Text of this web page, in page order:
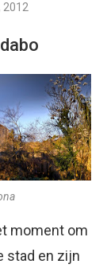
2012
moment om
stad en zijn